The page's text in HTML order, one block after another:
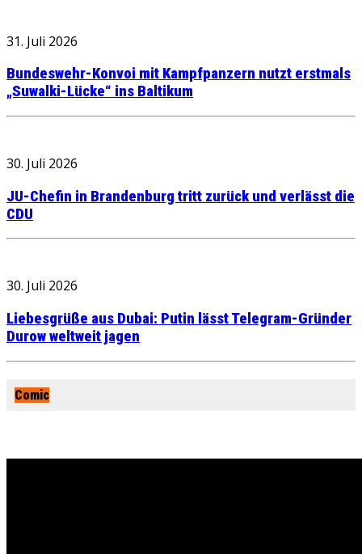
31. Juli 2026
Bundeswehr-Konvoi mit Kampfpanzern nutzt erstmals
„Suwalki-Lücke“ ins Baltikum
30. Juli 2026
JU-Chefin in Brandenburg tritt zurück und verlässt die
CDU
30. Juli 2026
Liebesgrüße aus Dubai: Putin lässt Telegram-Gründer
Durow weltweit jagen
Comic